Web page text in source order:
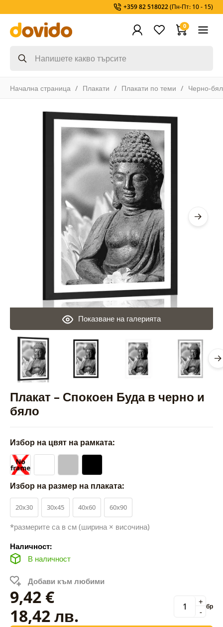
+359 82 518022(Пн-Пт: 10 - 15)
0
Начална страница Плакати Плакати по теми Черно-
Плакат – Спокоен Буда в черно и
бяло
Показване на галерията
Избор на цвят на рамката:
Избор на размер на плаката:
20x30 30x45 40x60 60x90
*размерите са в см (ширина × височина)
Наличност:
В наличност
Добави към любими
9,42 €
18,42 лв.
-
+ бр